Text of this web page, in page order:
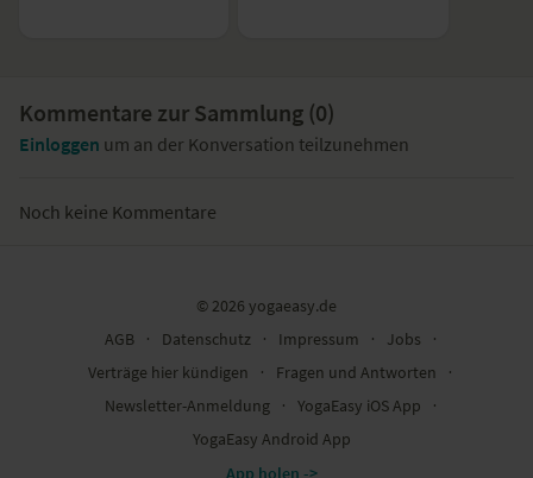
Kommentare zur Sammlung (0)
Einloggen um an der Konversation teilzunehmen
Noch keine Kommentare
© 2026 yogaeasy.de
AGB
∙ Datenschutz ∙ Impressum ∙ Jobs
∙
Verträge hier kündigen
∙ Fragen und Antworten
∙
Newsletter-Anmeldung
∙ YogaEasy iOS App
∙
YogaEasy Android App
App holen ->